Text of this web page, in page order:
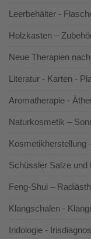
Leerbehälter -
Holzkasten –
Neue Therapien
Literatur - Karten -
Aromatherapie -
Naturkosmetik –
Kosmetikherstellung
Schüssler Salze und
Feng-Shui –
Klangschalen -
Iridologie -